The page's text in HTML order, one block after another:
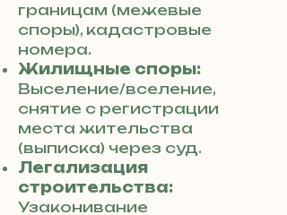
границам (межевые
споры), кадастровые
номера.
Жилищные споры:
Выселение/вселение,
снятие с регистрации
места жительства
(выписка) через суд.
Легализация
строительства:
Узаконивание